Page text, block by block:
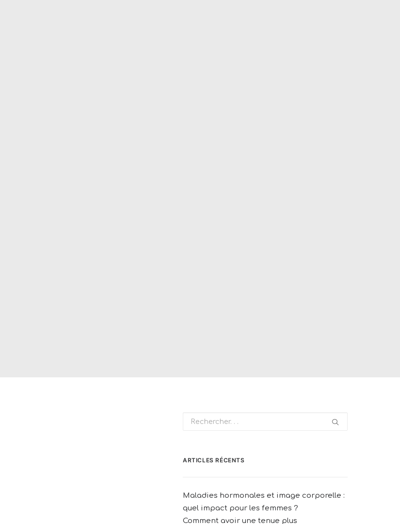
ARTICLES RÉCENTS
Maladies hormonales et image corporelle :
quel impact pour les femmes ?
Comment avoir une tenue plus